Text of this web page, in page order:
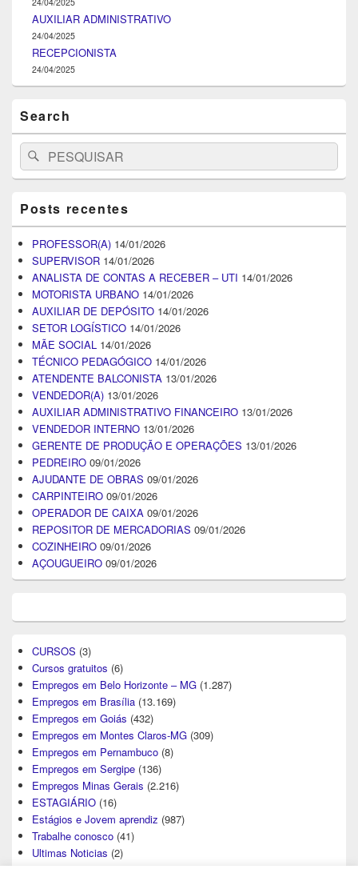
AUXILIAR ADMINISTRATIVO
24/04/2025
RECEPCIONISTA
24/04/2025
Search
Search
for:
Pesquisar
Posts recentes
PROFESSOR(A) 14/01/2026
SUPERVISOR 14/01/2026
ANALISTA DE CONTAS A RECEBER – UTI 14/01/2026
MOTORISTA URBANO 14/01/2026
AUXILIAR DE DEPÓSITO 14/01/2026
SETOR LOGÍSTICO 14/01/2026
MÃE SOCIAL 14/01/2026
TÉCNICO PEDAGÓGICO 14/01/2026
ATENDENTE BALCONISTA 13/01/2026
VENDEDOR(A) 13/01/2026
AUXILIAR ADMINISTRATIVO FINANCEIRO 13/01/2026
VENDEDOR INTERNO 13/01/2026
GERENTE DE PRODUÇÃO E OPERAÇÕES 13/01/2026
PEDREIRO 09/01/2026
AJUDANTE DE OBRAS 09/01/2026
CARPINTEIRO 09/01/2026
OPERADOR DE CAIXA 09/01/2026
REPOSITOR DE MERCADORIAS 09/01/2026
COZINHEIRO 09/01/2026
AÇOUGUEIRO 09/01/2026
CURSOS (3)
Cursos gratuitos (6)
Empregos em Belo Horizonte – MG (1.287)
Empregos em Brasília (13.169)
Empregos em Goiás (432)
Empregos em Montes Claros-MG (309)
Empregos em Pernambuco (8)
Empregos em Sergipe (136)
Empregos Minas Gerais (2.216)
ESTAGIÁRIO (16)
Estágios e Jovem aprendiz (987)
Trabalhe conosco (41)
Ultimas Noticias (2)